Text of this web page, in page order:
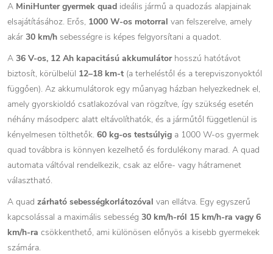
A MiniHunter gyermek quad ideális jármű a quadozás alapjainak
elsajátításához. Erős, 1000 W-os motorral van felszerelve, amely
akár 30 km/h sebességre is képes felgyorsítani a quadot.
A 36 V-os, 12 Ah kapacitású akkumulátorhosszú hatótávot
biztosít, körülbelül 12–18 km-t (a terheléstől és a terepviszonyoktól
függően). Az akkumulátorok egy műanyag házban helyezkednek el,
amely gyorskioldó csatlakozóval van rögzítve, így szükség esetén
néhány másodperc alatt eltávolíthatók, és a járműtől függetlenül is
kényelmesen tölthetők. 60 kg-os testsúlyig a 1000 W-os gyermek
quad továbbra is könnyen kezelhető és fordulékony marad. A quad
automata váltóval rendelkezik, csak az előre- vagy hátramenet
választható.
A quad zárható sebességkorlátozóval van ellátva. Egy egyszerű
kapcsolással a maximális sebesség 30 km/h-ról 15 km/h-ra vagy 6
km/h-ra csökkenthető, ami különösen előnyös a kisebb gyermekek
számára.